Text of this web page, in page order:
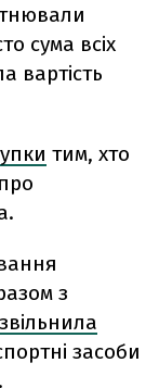
сума всіх
вартість
тим, хто
з
звільнила
засоби